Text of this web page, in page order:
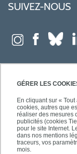
GÉRER LES
En cliquant sur «
cookies, autres que
réaliser des mesures
publicités (cookies
pour le site Internet.
dans nos mentions
traceurs, vos
mois.
SUIVEZ-NOUS